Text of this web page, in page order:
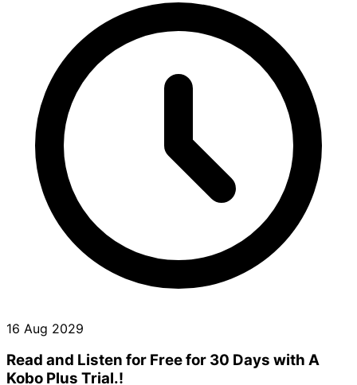
16 Aug 2029
Read and Listen for Free for 30 Days with A
Kobo Plus Trial.!